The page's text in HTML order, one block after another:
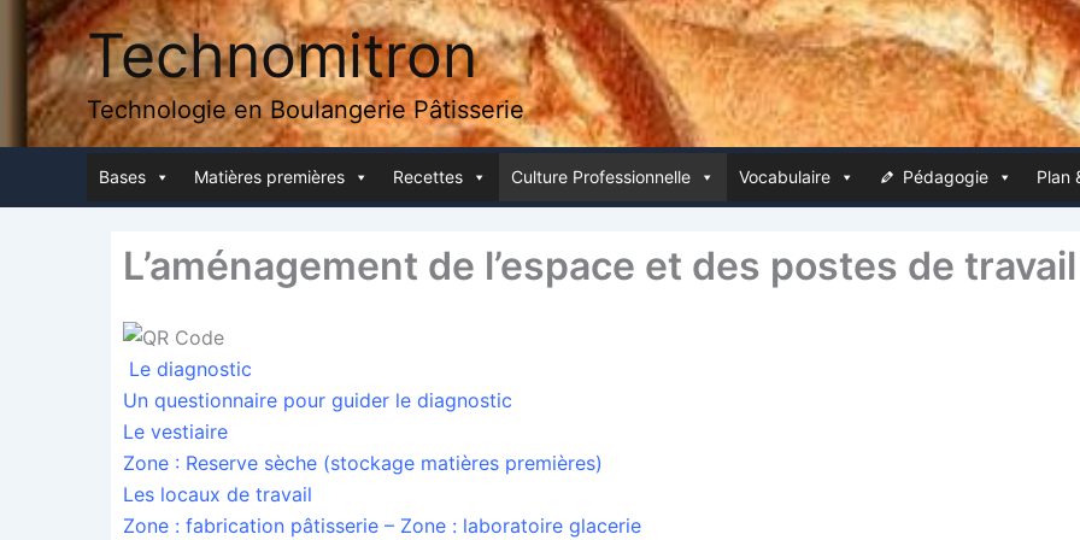
Aller
contenu
Technomitron
Technologie en Boulangerie Pâtisserie
Bases Matières pre­mières Recettes Culture Pro­fes­sion­nelle Voca­bu­laire Péda­go­gie Plan
L’aménagement de l’espace et des postes de travail
Le diag­nos­tic
Un ques­tion­naire pour gui­der le diagnostic
Le ves­tiaire
Zone : Reserve sèche (sto­ckage matières premières)
Les locaux de travail
Zone : fabri­ca­tion pâtis­se­rie – Zone : labo­ra­toire glacerie